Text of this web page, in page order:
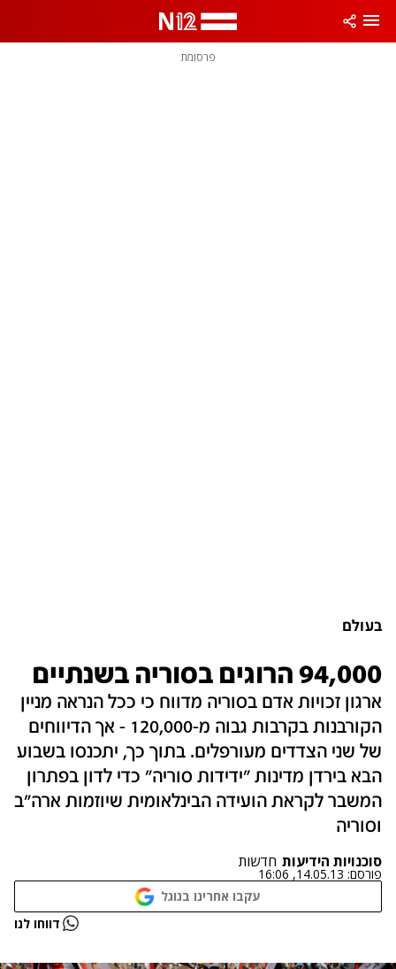
פרסומת
בעולם
94,000 הרוגים בסוריה בשנתיים
ארגון זכויות אדם בסוריה מדווח כי ככל הנראה מניין
הקורבנות בקרבות גבוה מ-120,000 - אך הדיווחים
של שני הצדדים מעורפלים. בתוך כך, יתכנסו בשבוע
הבא בירדן מדינות "ידידות סוריה" כדי לדון בפתרון
המשבר לקראת הועידה הבינלאומית שיוזמות ארה"ב
וסוריה
סוכנויות הידיעות חדשות
פורסם: 14.05.13, 16:06
עקבו אחרינו בגוגל
דווחו לנו